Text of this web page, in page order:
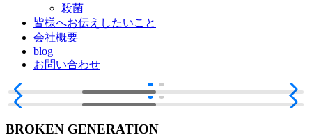
殺菌
皆様へお伝えしたいこと
会社概要
blog
お問い合わせ
BROKEN GENERATION